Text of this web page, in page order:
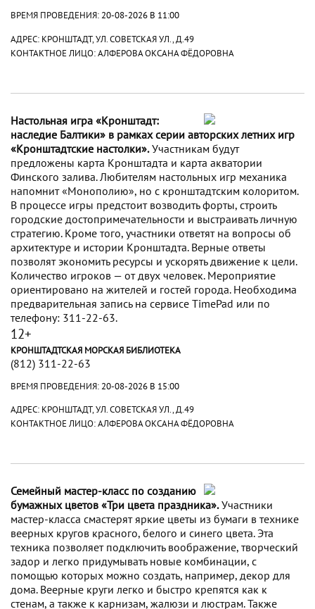
ВРЕМЯ ПРОВЕДЕНИЯ:20-08-2026 В 11:00
АДРЕС: КРОНШТАДТ, УЛ. СОВЕТСКАЯ УЛ., Д.49
КОНТАКТНОЕ ЛИЦО: АЛФЕРОВА ОКСАНА ФЁДОРОВНА
Настольная игра «Кронштадт:
наследие Балтики» в рамках серии авторских летних игр
«Кронштадтские настолки».Участникам будут
предложены карта Кронштадта и карта акватории
Финского залива. Любителям настольных игр механика
напомнит «Монополию», но с кронштадтским колоритом.
В процессе игры предстоит возводить форты, строить
городские достопримечательности и выстраивать личную
стратегию. Кроме того, участники ответят на вопросы об
архитектуре и истории Кронштадта. Верные ответы
позволят экономить ресурсы и ускорять движение к цели.
Количество игроков — от двух человек. Мероприятие
ориентировано на жителей и гостей города. Необходима
предварительная запись на сервисе TimePad или по
телефону: 311-22-63.
12+
КРОНШТАДТСКАЯ МОРСКАЯ БИБЛИОТЕКА
(812) 311-22-63
ВРЕМЯ ПРОВЕДЕНИЯ:20-08-2026 В 15:00
АДРЕС: КРОНШТАДТ, УЛ. СОВЕТСКАЯ УЛ., Д.49
КОНТАКТНОЕ ЛИЦО: АЛФЕРОВА ОКСАНА ФЁДОРОВНА
Семейный мастер-класс по созданию
бумажных цветов «Три цвета праздника».Участники
мастер-класса смастерят яркие цветы из бумаги в технике
веерных кругов красного, белого и синего цвета. Эта
техника позволяет подключить воображение, творческий
задор и легко придумывать новые комбинации, с
помощью которых можно создать, например, декор для
дома. Веерные круги легко и быстро крепятся как к
стенам, а также к карнизам, жалюзи и люстрам. Также